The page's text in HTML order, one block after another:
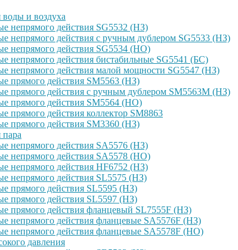
и воздуха
непрямого действия SG5532 (НЗ)
непрямого действия с ручным дублером SG5533 (НЗ)
непрямого действия SG5534 (НО)
непрямого действия бистабильные SG5541 (БС)
непрямого действия малой мощности SG5547 (НЗ)
прямого действия SM5563 (НЗ)
прямого действия с ручным дублером SM5563M (НЗ)
прямого действия SM5564 (НО)
прямого дейcтвия коллектор SM8863
прямого действия SM3360 (НЗ)
непрямого действия SA5576 (НЗ)
непрямого действия SA5578 (НО)
непрямого действия HF6752 (НЗ)
непрямого действия SL5575 (НЗ)
прямого действия SL5595 (НЗ)
прямого действия SL5597 (НЗ)
прямого действия фланцевый SL7555F (НЗ)
непрямого действия фланцевые SA5576F (НЗ)
непрямого действия фланцевые SA5578F (НО)
давления